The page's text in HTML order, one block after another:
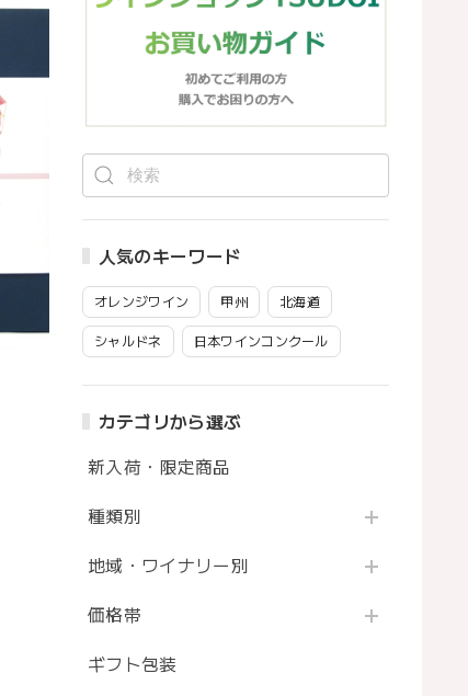
人気のキーワード
オレンジワイン 甲州 北海道
シャルドネ 日本ワインコンクール
カテゴリから選ぶ
新入荷・限定商品
種類別
地域・ワイナリー別
価格帯
ギフト包装